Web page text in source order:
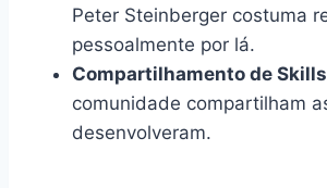
Peter Steinberger costuma
pessoalmente por lá.
Compartilhamento de Skills
comunidade compartilham
desenvolveram.